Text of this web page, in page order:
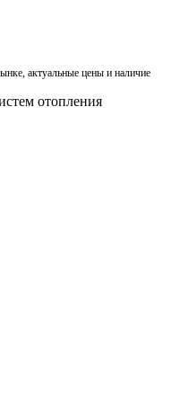
актуальные цены и наличие
отопления